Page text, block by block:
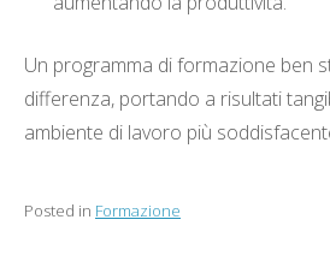
Un programma di formazione ben
differenza, portando a risultati
ambiente di lavoro più
Posted in Formazione